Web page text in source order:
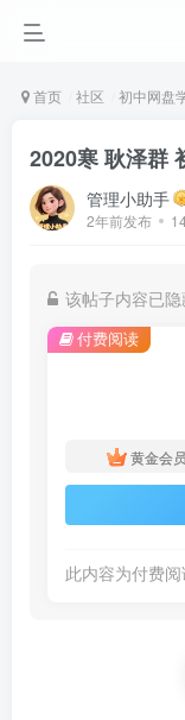
首页 社区 初中网盘
2020寒 耿泽群
管理小助手
2年前发布
该帖子内容已
付费阅读
黄金会员
此内容为付费